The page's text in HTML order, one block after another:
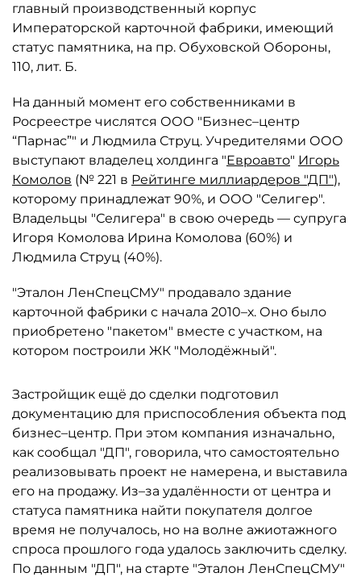
главный производственный корпус
Императорской карточной фабрики, имеющий
статус памятника, на пр. Обуховской Обороны,
110, лит. Б.
На данный момент его собственниками в
Росреестре числятся ООО "Бизнес–центр
“Парнас”" и Людмила Струц. Учредителями ООО
выступают владелец холдинга "Евроавто" Игорь
Комолов (№ 221 в Рейтинге миллиардеров "ДП"),
которому принадлежат 90%, и ООО "Селигер".
Владельцы "Селигера" в свою очередь — супруга
Игоря Комолова Ирина Комолова (60%) и
Людмила Струц (40%).
"Эталон ЛенСпецСМУ" продавало здание
карточной фабрики с начала 2010–х. Оно было
приобретено "пакетом" вместе с участком, на
котором построили ЖК "Молодёжный".
Застройщик ещё до сделки подготовил
документацию для приспособления объекта под
бизнес–центр. При этом компания изначально,
как сообщал "ДП", говорила, что самостоятельно
реализовывать проект не намерена, и выставила
его на продажу. Из–за удалённости от центра и
статуса памятника найти покупателя долгое
время не получалось, но на волне ажиотажного
спроса прошлого года удалось заключить сделку.
По данным "ДП", на старте "Эталон ЛенСпецСМУ"